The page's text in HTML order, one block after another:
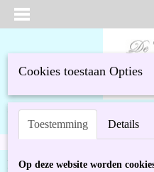
Inloggen Registreren
Home>Glas & kristal >
Cookies toestaan Opties
Toestemming Details
Op deze website worden